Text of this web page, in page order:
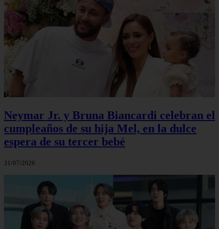
Neymar Jr. y Bruna Biancardi celebran el
cumpleaños de su hija Mel, en la dulce
espera de su tercer bebé
31/07/2026